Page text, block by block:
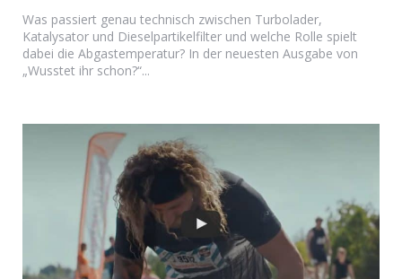
Was passiert genau technisch zwischen Turbolader,
Katalysator und Dieselpartikelfilter und welche Rolle spielt
dabei die Abgastemperatur? In der neuesten Ausgabe von
„Wusstet ihr schon?“...